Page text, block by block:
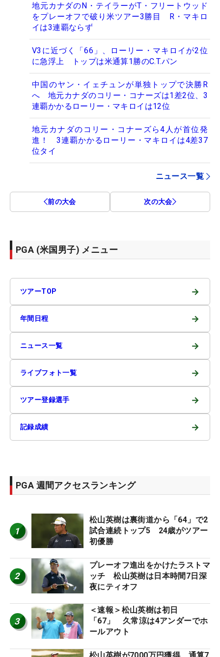
地元カナダのN・テイラーがT・フリートウッド
をプレーオフで破り米ツアー3勝目 R・マキロ
イは3連覇ならず
V3に近づく「66」、ローリー・マキロイが2位
に急浮上 トップは米通算1勝のC.T.パン
中国のヤン・イェチュンが単独トップで決勝R
へ 地元カナダのコリー・コナーズは1差2位、3
連覇かかるローリー・マキロイは12位
地元カナダのコリー・コナーズら4人が首位発
進！ 3連覇かかるローリー・マキロイは4差37
位タイ
ニュース一覧
前の大会 次の大会
PGA (米国男子) メニュー
ツアーTOP →
年間日程 →
ニュース一覧 →
ライブフォト一覧 →
ツアー登録選手 →
記録成績 →
PGA 週間アクセスランキング
1
松山英樹は裏街道から「64」で2
試合連続トップ5 24歳がツアー
初優勝
2
プレーオフ進出をかけたラストマ
ッチ 松山英樹は日本時間7日深
夜にティオフ
3
＜速報＞松山英樹は初日
「67」 久常涼は4アンダーでホ
ールアウト